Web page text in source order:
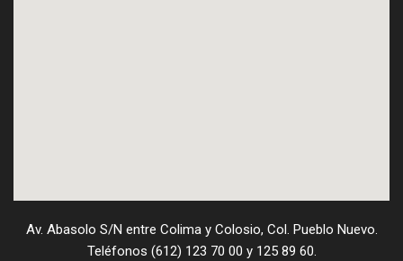
Av. Abasolo S/N entre Colima y Colosio, Col. Pueblo Nuevo.
Teléfonos (612) 123 70 00 y 125 89 60.